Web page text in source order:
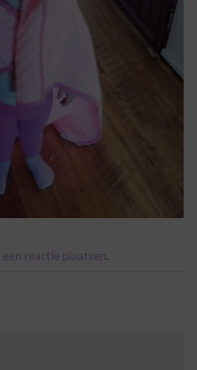
een reactie plaatsen.